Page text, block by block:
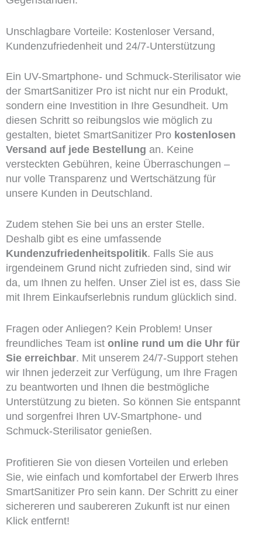
Unschlagbare Vorteile: Kostenloser Versand,
Kundenzufriedenheit und 24/7-Unterstützung
Ein UV-Smartphone- und Schmuck-Sterilisator wie
der SmartSanitizer Pro ist nicht nur ein Produkt,
sondern eine Investition in Ihre Gesundheit. Um
diesen Schritt so reibungslos wie möglich zu
gestalten, bietet SmartSanitizer Pro kostenlosen
Versand auf jede Bestellung an. Keine
versteckten Gebühren, keine Überraschungen –
nur volle Transparenz und Wertschätzung für
unsere Kunden in Deutschland.
Zudem stehen Sie bei uns an erster Stelle.
Deshalb gibt es eine umfassende
Kundenzufriedenheitspolitik. Falls Sie aus
irgendeinem Grund nicht zufrieden sind, sind wir
da, um Ihnen zu helfen. Unser Ziel ist es, dass Sie
mit Ihrem Einkaufserlebnis rundum glücklich sind.
Fragen oder Anliegen? Kein Problem! Unser
freundliches Team ist online rund um die Uhr für
Sie erreichbar. Mit unserem 24/7-Support stehen
wir Ihnen jederzeit zur Verfügung, um Ihre Fragen
zu beantworten und Ihnen die bestmögliche
Unterstützung zu bieten. So können Sie entspannt
und sorgenfrei Ihren UV-Smartphone- und
Schmuck-Sterilisator genießen.
Profitieren Sie von diesen Vorteilen und erleben
Sie, wie einfach und komfortabel der Erwerb Ihres
SmartSanitizer Pro sein kann. Der Schritt zu einer
sichereren und saubereren Zukunft ist nur einen
Klick entfernt!